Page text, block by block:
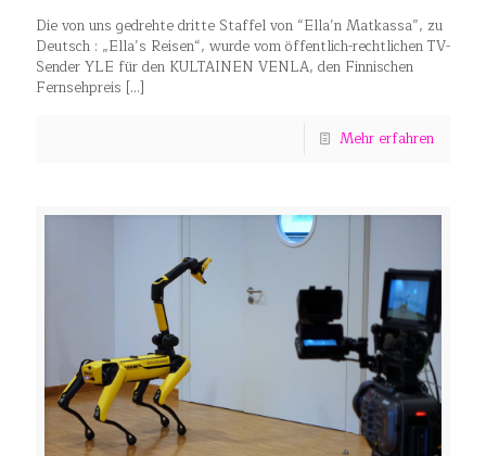
Die von uns gedrehte dritte Staffel von “Ella’n Matkassa”, zu
Deutsch : „Ella’s Reisen“, wurde vom öffentlich-rechtlichen TV-
Sender YLE für den KULTAINEN VENLA, den Finnischen
Fernsehpreis […]
Mehr erfahren